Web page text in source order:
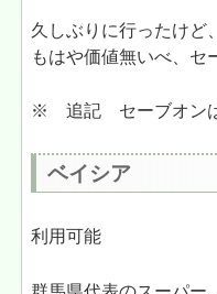
久しぶりに行ったけど
もはや価値無いべ、セ
※ 追記 セーブオンは
ベイシア
利用可能